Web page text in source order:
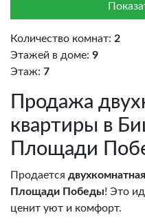
Количество комнат: 2
Этажей в доме: 9
Этаж: 7
Продажа
квартиры в
Площади
Продается
Площади Победы! Это
ценит уют и комфорт.